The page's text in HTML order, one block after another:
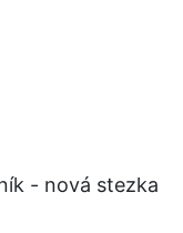
- nová stezka